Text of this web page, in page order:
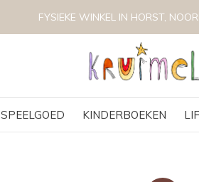
SPEELGOED KINDERBOEKEN
FYSIEKE WINKEL IN HORST,